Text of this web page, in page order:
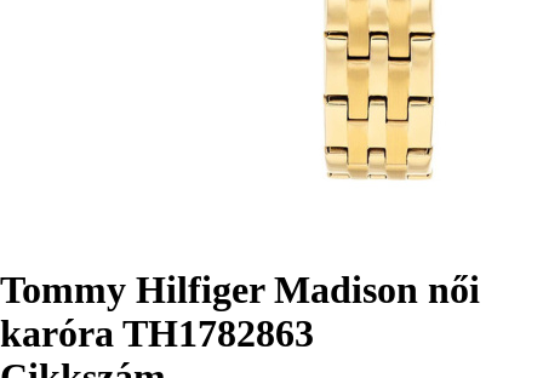
Tommy Hilfiger Madison női
karóra TH1782863